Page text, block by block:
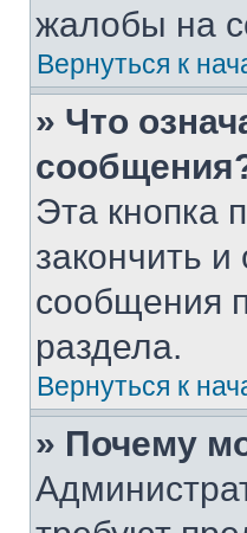
жалобы на
Вернуться к
» Что
Эта кнопка
закончить и
сообщения
раздела.
Вернуться к
» Почему